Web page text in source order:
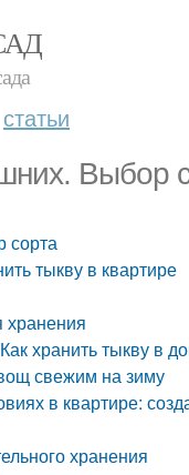
статьи
Выбор
сорта
тыкву в квартире
хранения
хранить тыкву в
свежим на зиму
в квартире:
хранения